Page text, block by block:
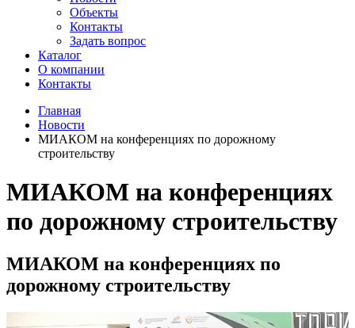
Объекты
Контакты
Задать вопрос
Каталог
О компании
Контакты
Главная
Новости
МИАКОМ на конференциях по дорожному
строительству
МИАКОМ на конференциях
по дорожному строительству
МИАКОМ на конференциях по
дорожному строительству